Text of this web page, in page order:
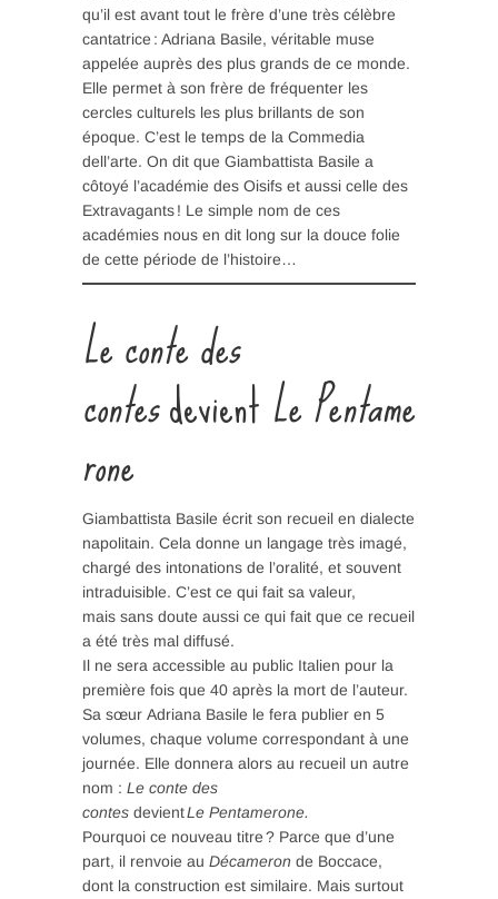
qu’il est avant tout le frère d’une très célèbre
cantatrice : Adriana Basile, véritable muse
appelée auprès des plus grands de ce monde.
Elle permet à son frère de fréquenter les
cercles culturels les plus brillants de son
époque. C’est le temps de la Commedia
dell’arte. On dit que Giambattista Basile a
côtoyé l’académie des Oisifs et aussi celle des
Extravagants ! Le simple nom de ces
académies nous en dit long sur la douce folie
de cette période de l’histoire…
Le conte des
contesdevientLe Pentame
rone
Giambattista Basile écrit son recueil en dialecte
napolitain. Cela donne un langage très imagé,
chargé des intonations de l’oralité, et souvent
intraduisible. C’est ce qui fait sa valeur,
mais sans doute aussi ce qui fait que ce recueil
a été très mal diffusé.
Il ne sera accessible au public Italien pour la
première fois que 40 après la mort de l’auteur.
Sa sœur Adriana Basile le fera publier en 5
volumes, chaque volume correspondant à une
journée. Elle donnera alors au recueil un autre
nom : Le conte des
contes devientLe Pentamerone.
Pourquoi ce nouveau titre ? Parce que d’une
part, il renvoie au Décameron de Boccace,
dont la construction est similaire. Mais surtout